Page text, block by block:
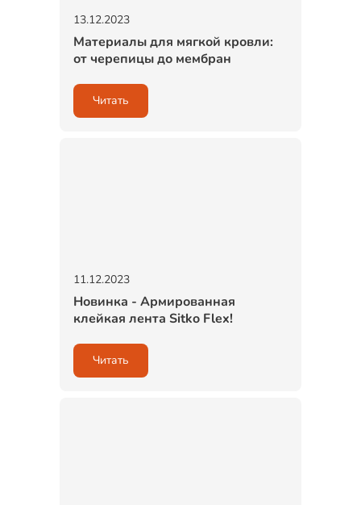
13.12.2023
Материалы для мягкой кровли:
от черепицы до мембран
Читать
11.12.2023
Новинка - Армированная
клейкая лента Sitko Flex!
Читать